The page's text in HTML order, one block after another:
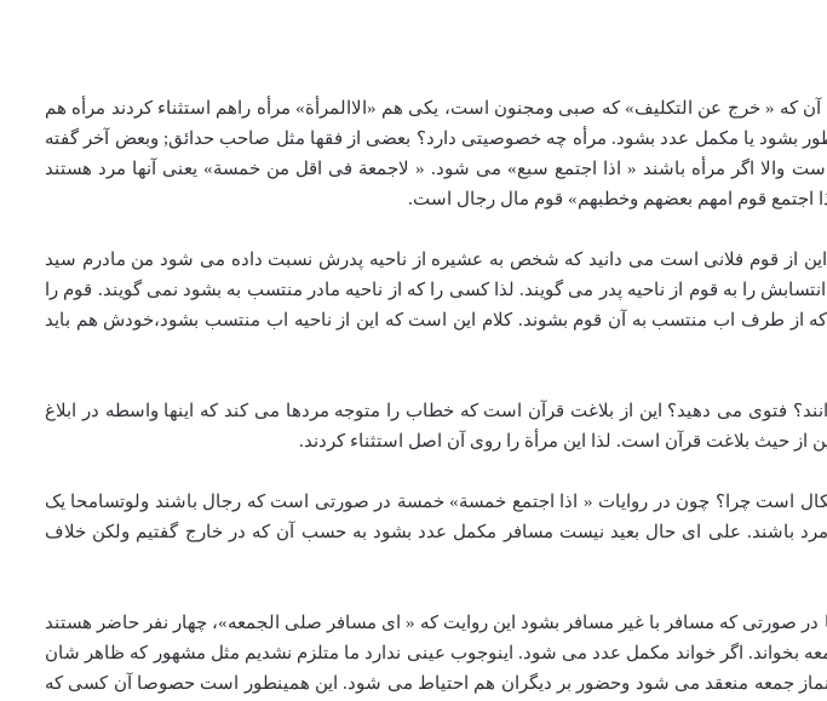
که « خرج عن التکلیف» که صبی ومجنون است، یکی هم «الاالمرأة» مرأه راهم استثناء کردند مرأه هم
بشود یا مکمل عدد بشود. مرأه چه خصوصیتی دارد؟ بعضی از فقها مثل صاحب حدائق; وبعض آخر گفته
والا اگر مرأه باشند « اذا اجتمع سبع» می شود. « لاجمعة فی اقل من خمسة» یعنی آنها مرد هستند
اجتمع قوم امهم بعضهم وخطبهم» قوم مال رجال است.
از قوم فلانی است می دانید که شخص به عشیره از ناحیه پدرش نسبت داده می شود من مادرم سید
به قوم از ناحیه پدر می گویند. لذا کسی را که از ناحیه مادر منتسب به بشود نمی گویند. قوم را
از طرف اب منتسب به آن قوم بشوند. کلام این است که این از ناحیه اب منتسب بشود،‌خودش هم باید
فتوی می دهید؟ این از بلاغت قرآن است که خطاب را متوجه مردها می کند که اینها واسطه در ابلاغ
از حیث بلاغت قرآن است. لذا این مرأة را روی آن اصل استثناء کردند.
است چرا؟ چون در روایات « اذا اجتمع خمسة» خمسة در صورتی است که رجال باشند ولوتسامحا یک
علی ای حال بعید نیست مسافر مکمل عدد بشود به حسب آن که در خارج گفتیم ولکن خلاف
صورتی که مسافر با غیر مسافر بشود این روایت که « ای مسافر صلی الجمعه»، چهار نفر حاضر هستند
اگر خواند مکمل عدد می شود. اینوجوب عینی ندارد ما متلزم نشدیم مثل مشهور که ظاهر شان
نماز جمعه منعقد می شود وحضور بر دیگران هم احتیاط می شود. این همینطور است حصوصا آن کسی که